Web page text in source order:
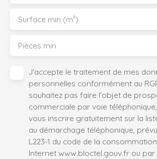
Surface min (m²)
Pièces min
J'accepte le traitement de mes
personnelles conformément au
souhaitez pas faire l'objet de
commerciale par voie
vous inscrire gratuitement sur la
au démarchage téléphonique,
L223-1 du code de la
Internet www.bloctel.gouv.fr ou